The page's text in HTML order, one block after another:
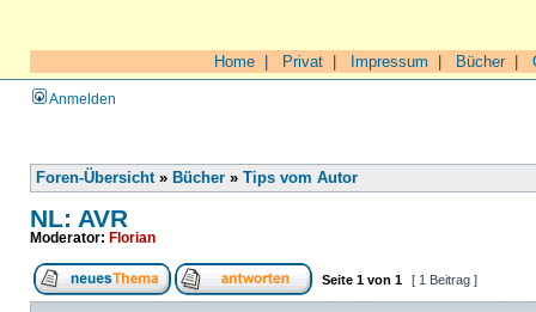
Home Privat Impressum Bücher|
Anmelden
Foren-Übersicht» Bücher » Tips vom Autor
NL: AVR
Moderator: Florian
Seite 1 von 1 [ 1 Beitrag ]